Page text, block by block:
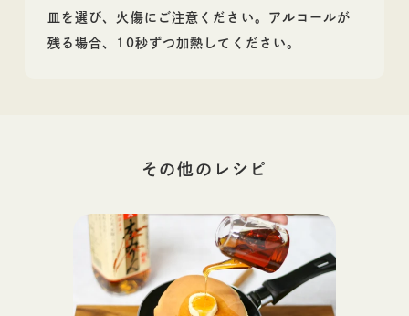
皿を選び、火傷にご注意ください。アルコールが
残る場合、10秒ずつ加熱してください。
その他の レシピ